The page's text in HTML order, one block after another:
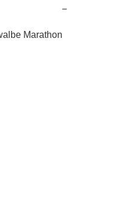
−
Marathon